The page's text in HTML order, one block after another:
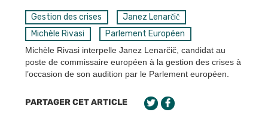
Gestion des crises
Janez Lenarčič
Michèle Rivasi
Parlement Européen
Michèle Rivasi interpelle Janez Lenarčič, candidat au
poste de commissaire européen à la gestion des crises à
l’occasion de son audition par le Parlement européen.
PARTAGER CET ARTICLE